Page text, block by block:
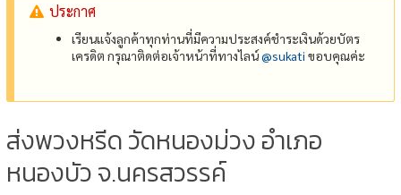
ประกาศ
เรียนแจ้งลูกค้าทุกท่านที่มีความประสงค์ชำระเงินด้วยบัตร
เครดิต กรุณาติดต่อเจ้าหน้าที่ทางไลน์@‌sukati ขอบคุณค่ะ
ส่งพวงหรีด วัดหนองม่วง อำเภอ
หนองบัว จ.นครสวรรค์